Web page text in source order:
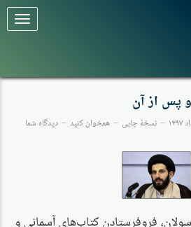
برای
تغییر
کنید
پس از آن
نسخهٔ چاپی همخوان کنید
دیدگاه شما
فروفرستادن کتاب‌های آسمانی و